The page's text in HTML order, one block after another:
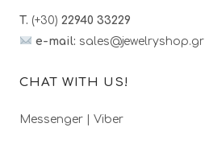
T. (+30) 22940 33229
e-mail: sales@jewelryshop.gr
CHAT WITH US!
Messenger Viber